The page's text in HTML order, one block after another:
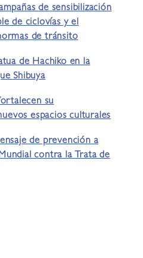
de sensibilización
de ciclovías y el
de tránsito
de Hachiko en la
Shibuya
su
espacios culturales
de prevención a
contra la Trata de